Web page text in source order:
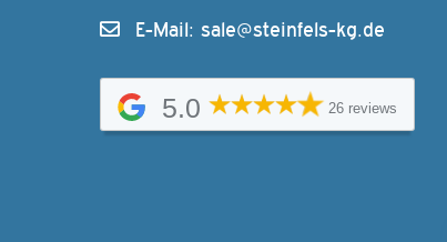
E-Mail:sale@steinfels-kg.de
5.0 26 reviews